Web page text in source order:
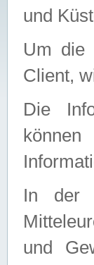
und
Um die
Client,
Die
In der
und